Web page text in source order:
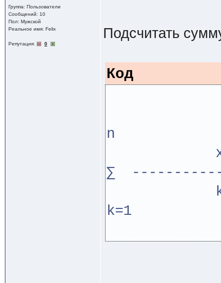
Группа: Пользователи
Сообщений: 10
Пол: Мужской
Реальное имя: Felix
Репутация: 0
Подсчитать
Код
n
∑
k=1